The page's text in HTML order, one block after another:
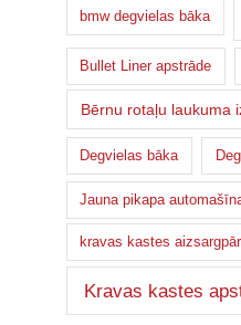
bmw degvielas bāka
Bullet Liner apstrāde
Bērnu rotaļu laukuma
Degvielas bāka
Jauna pikapa
kravas kastes
Kravas kastes